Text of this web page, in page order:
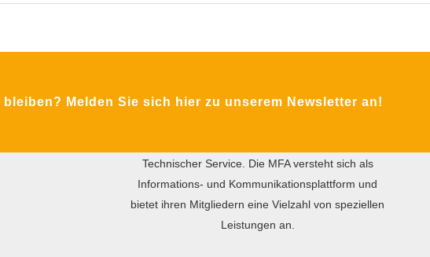
Melden Sie sich hier zu unserem Newsletter an!
internationale praxisorientierte Wissensaustausch
Technischer Service. Die MFA versteht sich als
Informations- und Kommunikationsplattform und
bietet ihren Mitgliedern eine Vielzahl von speziellen
Leistungen an.